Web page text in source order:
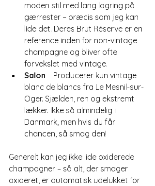
moden stil med lang lagring på
gærrester – præcis som jeg kan
lide det. Deres Brut Réserve er en
reference inden for non-vintage
champagne og bliver ofte
forvekslet med vintage.
Salon – Producerer kun vintage
blanc de blancs fra Le Mesnil-sur-
Oger. Sjælden, ren og ekstremt
lækker. Ikke så almindelig i
Danmark, men hvis du får
chancen, så smag den!
Generelt kan jeg ikke lide oxiderede
champagner – så alt, der smager
oxideret, er automatisk udelukket for